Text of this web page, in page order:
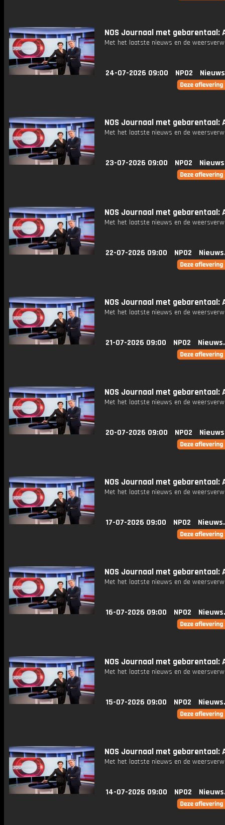
NOS Journaal met gebarentaal:
Met het laatste nieuws en de
24-07-2026 09:00 NPO2
NOS Journaal met gebarentaal:
Met het laatste nieuws en de
23-07-2026 09:00 NPO2
NOS Journaal met gebarentaal:
Met het laatste nieuws en de
22-07-2026 09:00 NPO2
NOS Journaal met gebarentaal:
Met het laatste nieuws en de
21-07-2026 09:00 NPO2
NOS Journaal met gebarentaal:
Met het laatste nieuws en de
20-07-2026 09:00 NPO2
NOS Journaal met gebarentaal:
Met het laatste nieuws en de
17-07-2026 09:00 NPO2
NOS Journaal met gebarentaal:
Met het laatste nieuws en de
16-07-2026 09:00 NPO2
NOS Journaal met gebarentaal:
Met het laatste nieuws en de
15-07-2026 09:00 NPO2
NOS Journaal met gebarentaal:
Met het laatste nieuws en de
14-07-2026 09:00 NPO2